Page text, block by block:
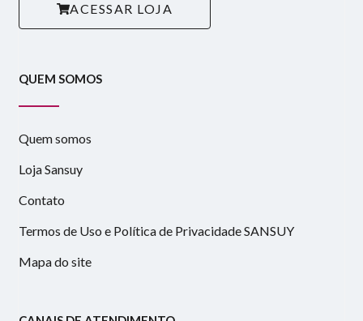
ACESSAR LOJA
QUEM SOMOS
Quem somos
Loja Sansuy
Contato
Termos de Uso e Política de Privacidade SANSUY
Mapa do site